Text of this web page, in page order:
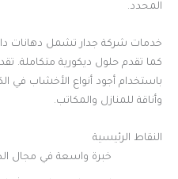
المحدد.
خدمات شركة جدار تشمل دهانات
كما تقدم حلول ديكورية متكاملة.
باستخدام أجود أنواع الأخشاب
وأناقة للمنازل والمكاتب.
النقاط الرئيسية
خبرة واسعة في مجال